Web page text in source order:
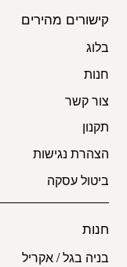
קישורים מהירים
בלוג
חנות
צור קשר
תקנון
הצהרת נגישות
ביטול עסקה
חנות
בניה בגל / אקריל